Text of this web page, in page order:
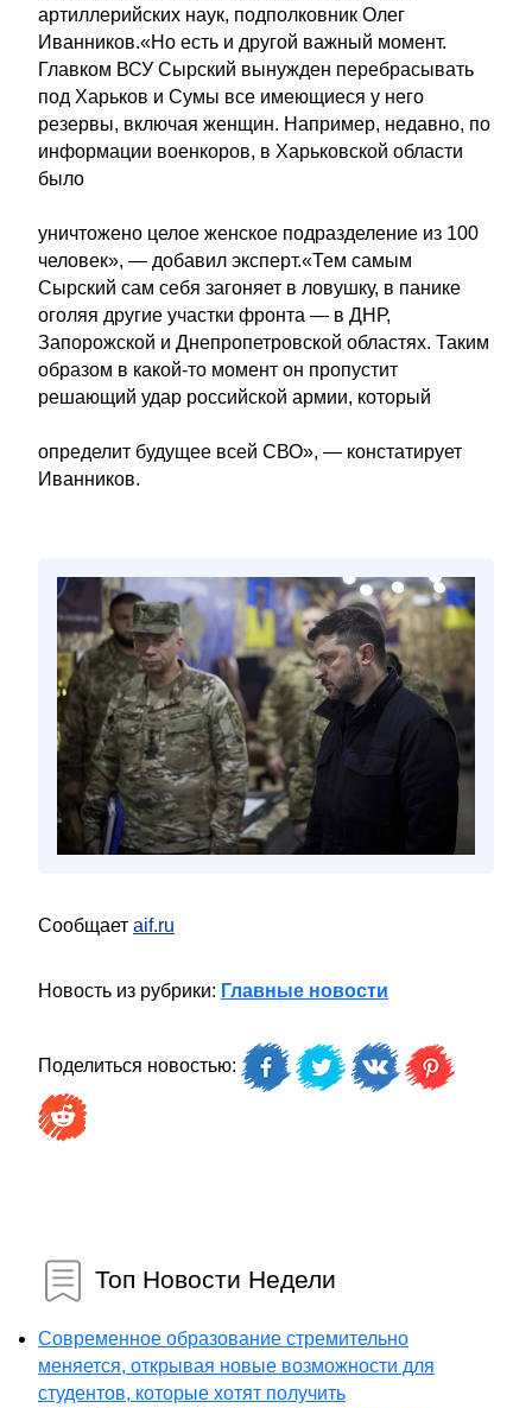
артиллерийских наук, подполковник Олег
Иванников.«Но есть и другой важный момент.
Главком ВСУ Сырский вынужден перебрасывать
под Харьков и Сумы все имеющиеся у него
резервы, включая женщин. Например, недавно, по
информации военкоров, в Харьковской области
было
уничтожено целое женское подразделение из 100
человек», — добавил эксперт.«Тем самым
Сырский сам себя загоняет в ловушку, в панике
оголяя другие участки фронта — в ДНР,
Запорожской и Днепропетровской областях. Таким
образом в какой-то момент он пропустит
решающий удар российской армии, который
определит будущее всей СВО», — констатирует
Иванников.
Сообщает aif.ru
Новость из рубрики: Главные новости
Поделиться новостью:
Топ Новости Недели
Современное образование стремительно
меняется, открывая новые возможности для
студентов, которые хотят получить